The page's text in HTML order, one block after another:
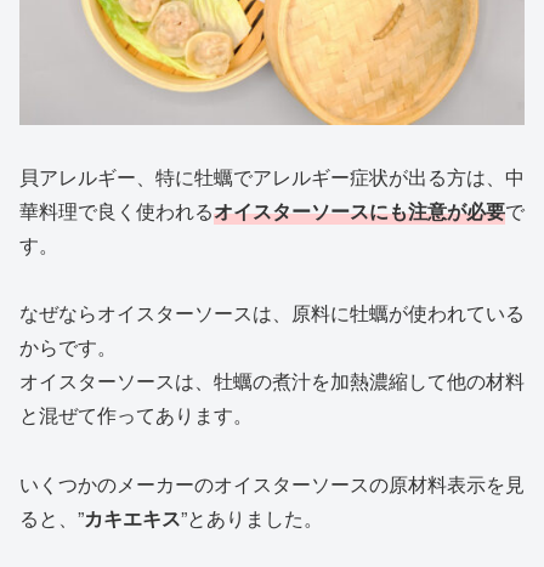
貝アレルギー、特に牡蠣でアレルギー症状が出る方は、中
華料理で良く使われるオイスターソースにも注意が必要で
す。
なぜならオイスターソースは、原料に牡蠣が使われている
からです。
オイスターソースは、牡蠣の煮汁を加熱濃縮して他の材料
と混ぜて作ってあります。
いくつかのメーカーのオイスターソースの原材料表示を見
ると、”カキエキス”とありました。